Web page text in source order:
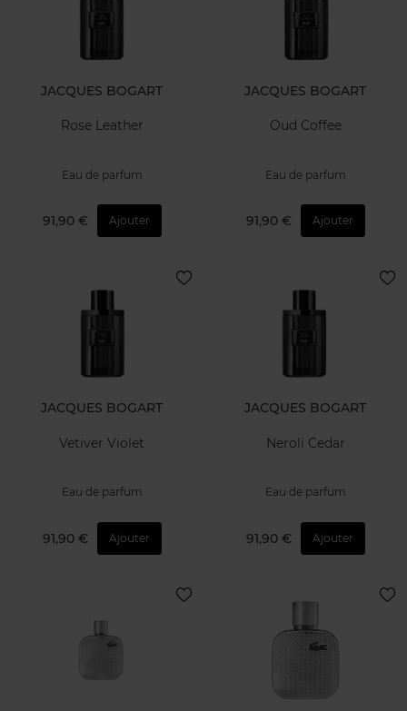
JACQUES BOGART
Rose Leather
Eau de parfum
91,90 € Ajouter
JACQUES BOGART
Oud Coffee
Eau de parfum
91,90 € Ajouter
JACQUES BOGART
Vetiver Violet
Eau de parfum
91,90 € Ajouter
JACQUES BOGART
Neroli Cedar
Eau de parfum
91,90 € Ajouter